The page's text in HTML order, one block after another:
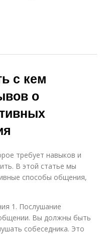
с кем
о
требует навыков и
В этой статье мы
способы общения,
1. Послушание
Вы должны быть
собеседника. Это